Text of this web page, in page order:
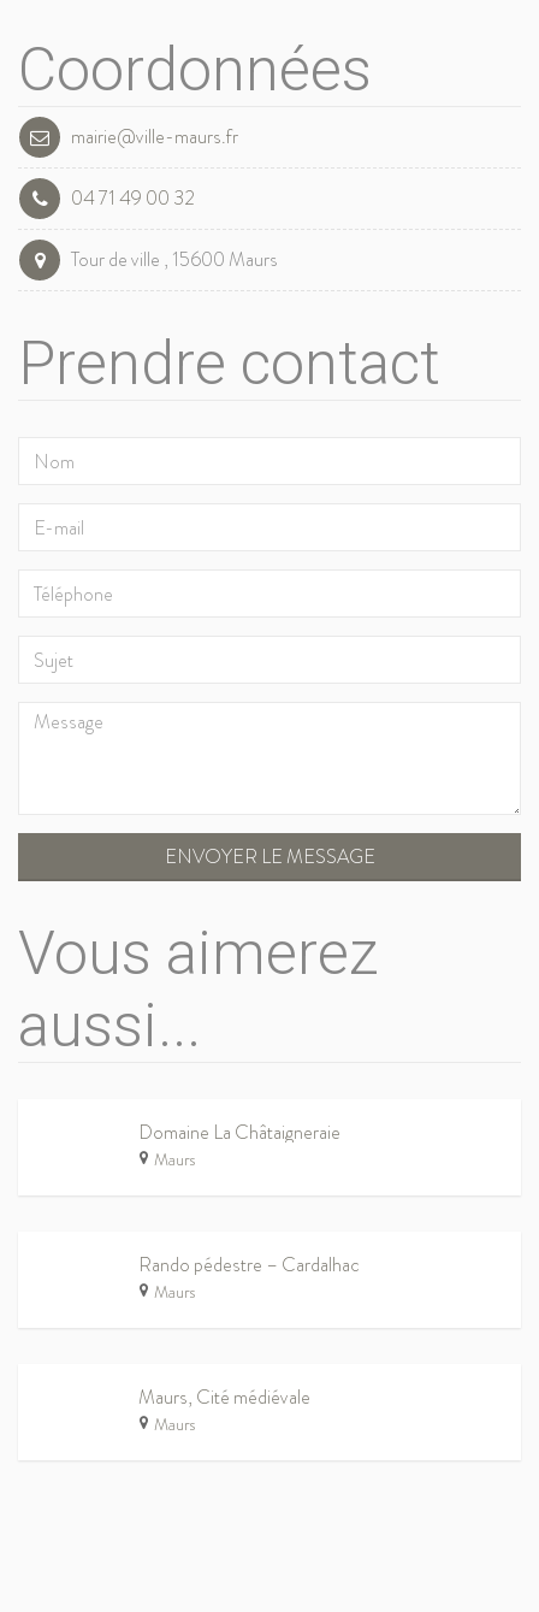
Coordonnées
mairie@ville-maurs.fr
04 71 49 00 32
Tour de ville , 15600 Maurs
Prendre contact
ENVOYER LE MESSAGE
Vous aimerez
aussi...
Domaine La Châtaigneraie
Maurs
Rando pédestre – Cardalhac
Maurs
Maurs, Cité médiévale
Maurs